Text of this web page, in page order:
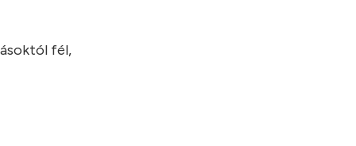
fél,